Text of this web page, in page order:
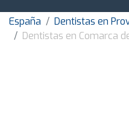
España
Dentistas en
Dentistas en Comarca